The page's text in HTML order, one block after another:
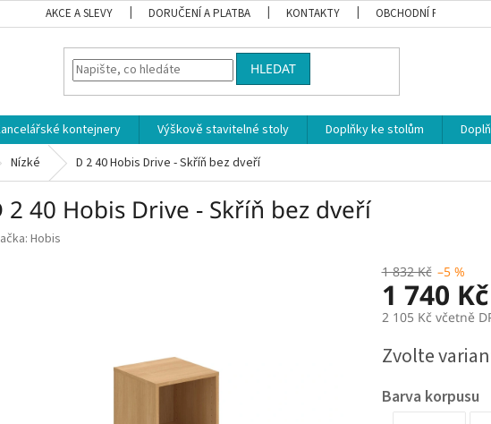
AKCE A SLEVY DORUČENÍ A PLATBA KONTAKTY OBCHODNÍ PODMÍNKY
HLEDAT
kontejnery Výškově stavitelné stoly Doplňky ke stolům
Nízké D 2 40 Hobis Drive - Skříň bez dveří
2 40 Hobis Drive - Skříň bez dveří
Hobis
1 832 Kč –5 %
1 740 Kč
2 105 Kč včetně
cena:
Zvolte
Barva korpusu